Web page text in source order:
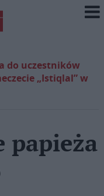
do uczestników
„Istiqlal” w
papieża